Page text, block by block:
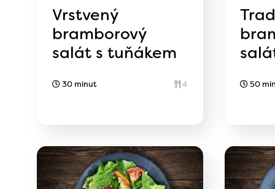
Vrstvený
bramborový
salát s tuňákem
30 minut 4 50